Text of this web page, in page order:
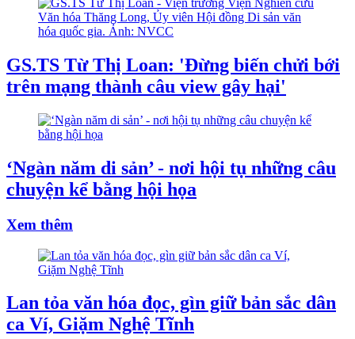
GS.TS Từ Thị Loan: 'Đừng biến chửi bới
trên mạng thành câu view gây hại'
‘Ngàn năm di sản’ - nơi hội tụ những câu
chuyện kể bằng hội họa
Xem thêm
Lan tỏa văn hóa đọc, gìn giữ bản sắc dân
ca Ví, Giặm Nghệ Tĩnh